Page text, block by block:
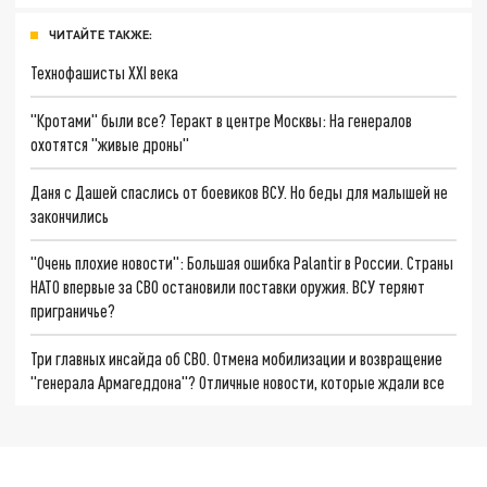
ЧИТАЙТЕ ТАКЖЕ:
Технофашисты XXI века
"Кротами" были все? Теракт в центре Москвы: На генералов
охотятся "живые дроны"
Даня с Дашей спаслись от боевиков ВСУ. Но беды для малышей не
закончились
"Очень плохие новости": Большая ошибка Palantir в России. Страны
НАТО впервые за СВО остановили поставки оружия. ВСУ теряют
приграничье?
Три главных инсайда об СВО. Отмена мобилизации и возвращение
"генерала Армагеддона"? Отличные новости, которые ждали все